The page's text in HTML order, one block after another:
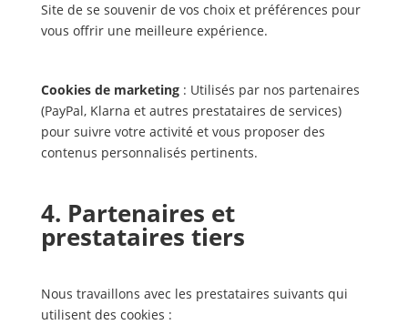
Site de se souvenir de vos choix et préférences pour
vous offrir une meilleure expérience.
Cookies de marketing: Utilisés par nos partenaires
(PayPal, Klarna et autres prestataires de services)
pour suivre votre activité et vous proposer des
contenus personnalisés pertinents.
4. Partenaires et
prestataires tiers
Nous travaillons avec les prestataires suivants qui
utilisent des cookies :